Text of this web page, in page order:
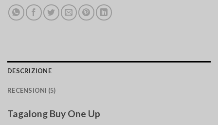
DESCRIZIONE
RECENSIONI (5)
Tagalong Buy One Up